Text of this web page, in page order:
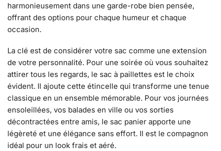
harmonieusement dans une garde-robe bien pensée,
offrant des options pour chaque humeur et chaque
occasion.
La clé est de considérer votre sac comme une extension
de votre personnalité. Pour une soirée où vous souhaitez
attirer tous les regards, le sac à paillettes est le choix
évident. Il ajoute cette étincelle qui transforme une tenue
classique en un ensemble mémorable. Pour vos journées
ensoleillées, vos balades en ville ou vos sorties
décontractées entre amis, le sac panier apporte une
légèreté et une élégance sans effort. Il est le compagnon
idéal pour un look frais et aéré.